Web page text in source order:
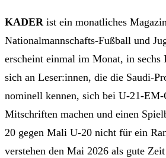
KADER ist ein monatliches
Nationalmannschafts-Fußball und
erscheint einmal im Monat, in sechs
sich an Leser:innen, die die Saudi-
nominell kennen, sich bei U-21-
Mitschriften machen und einen
20 gegen Mali U-20 nicht für ein
verstehen den Mai 2026 als gute